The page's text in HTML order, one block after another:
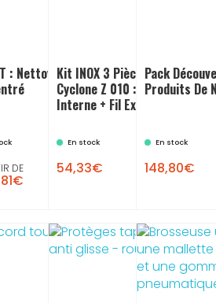
Grattoir
: Nettoyant Vitres
DE
Kit INOX 3 Pièces Détachées
Cyclone Z 010 : Cône INOX +
Interne + Fil Externe
En stock
54,33€
Pack
Produits De
En stock
148,80€